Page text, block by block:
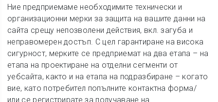
Ние предприемаме необходимите технически и
организационни мерки за защита на вашите данни на
сайта срещу непозволени действия, вкл. загуба и
неправомерен достъп. С цел гарантиране на висока
сигурност, мерките се предприемат на два етапа – на
етапа на проектиране на отделни сегменти от
уебсайта, както и на етапа на подразбиране – когато
вие, като потребител попълните контактна форма/
или се регистрирате за получаване на